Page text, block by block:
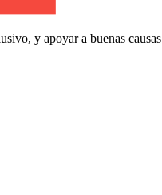
y apoyar a buenas causas